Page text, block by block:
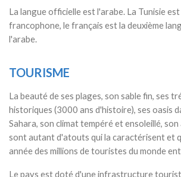
La langue officielle est l'arabe. La Tunisie
francophone, le français est la deuxième
l'arabe.
TOURISME
La beauté de ses plages, son sable fin, ses
historiques (3000 ans d'histoire), ses oasis
Sahara, son climat tempéré et ensoleillé, son
sont autant d'atouts qui la caractérisent et
année des millions de touristes du monde
Le pays est doté d'une infrastructure